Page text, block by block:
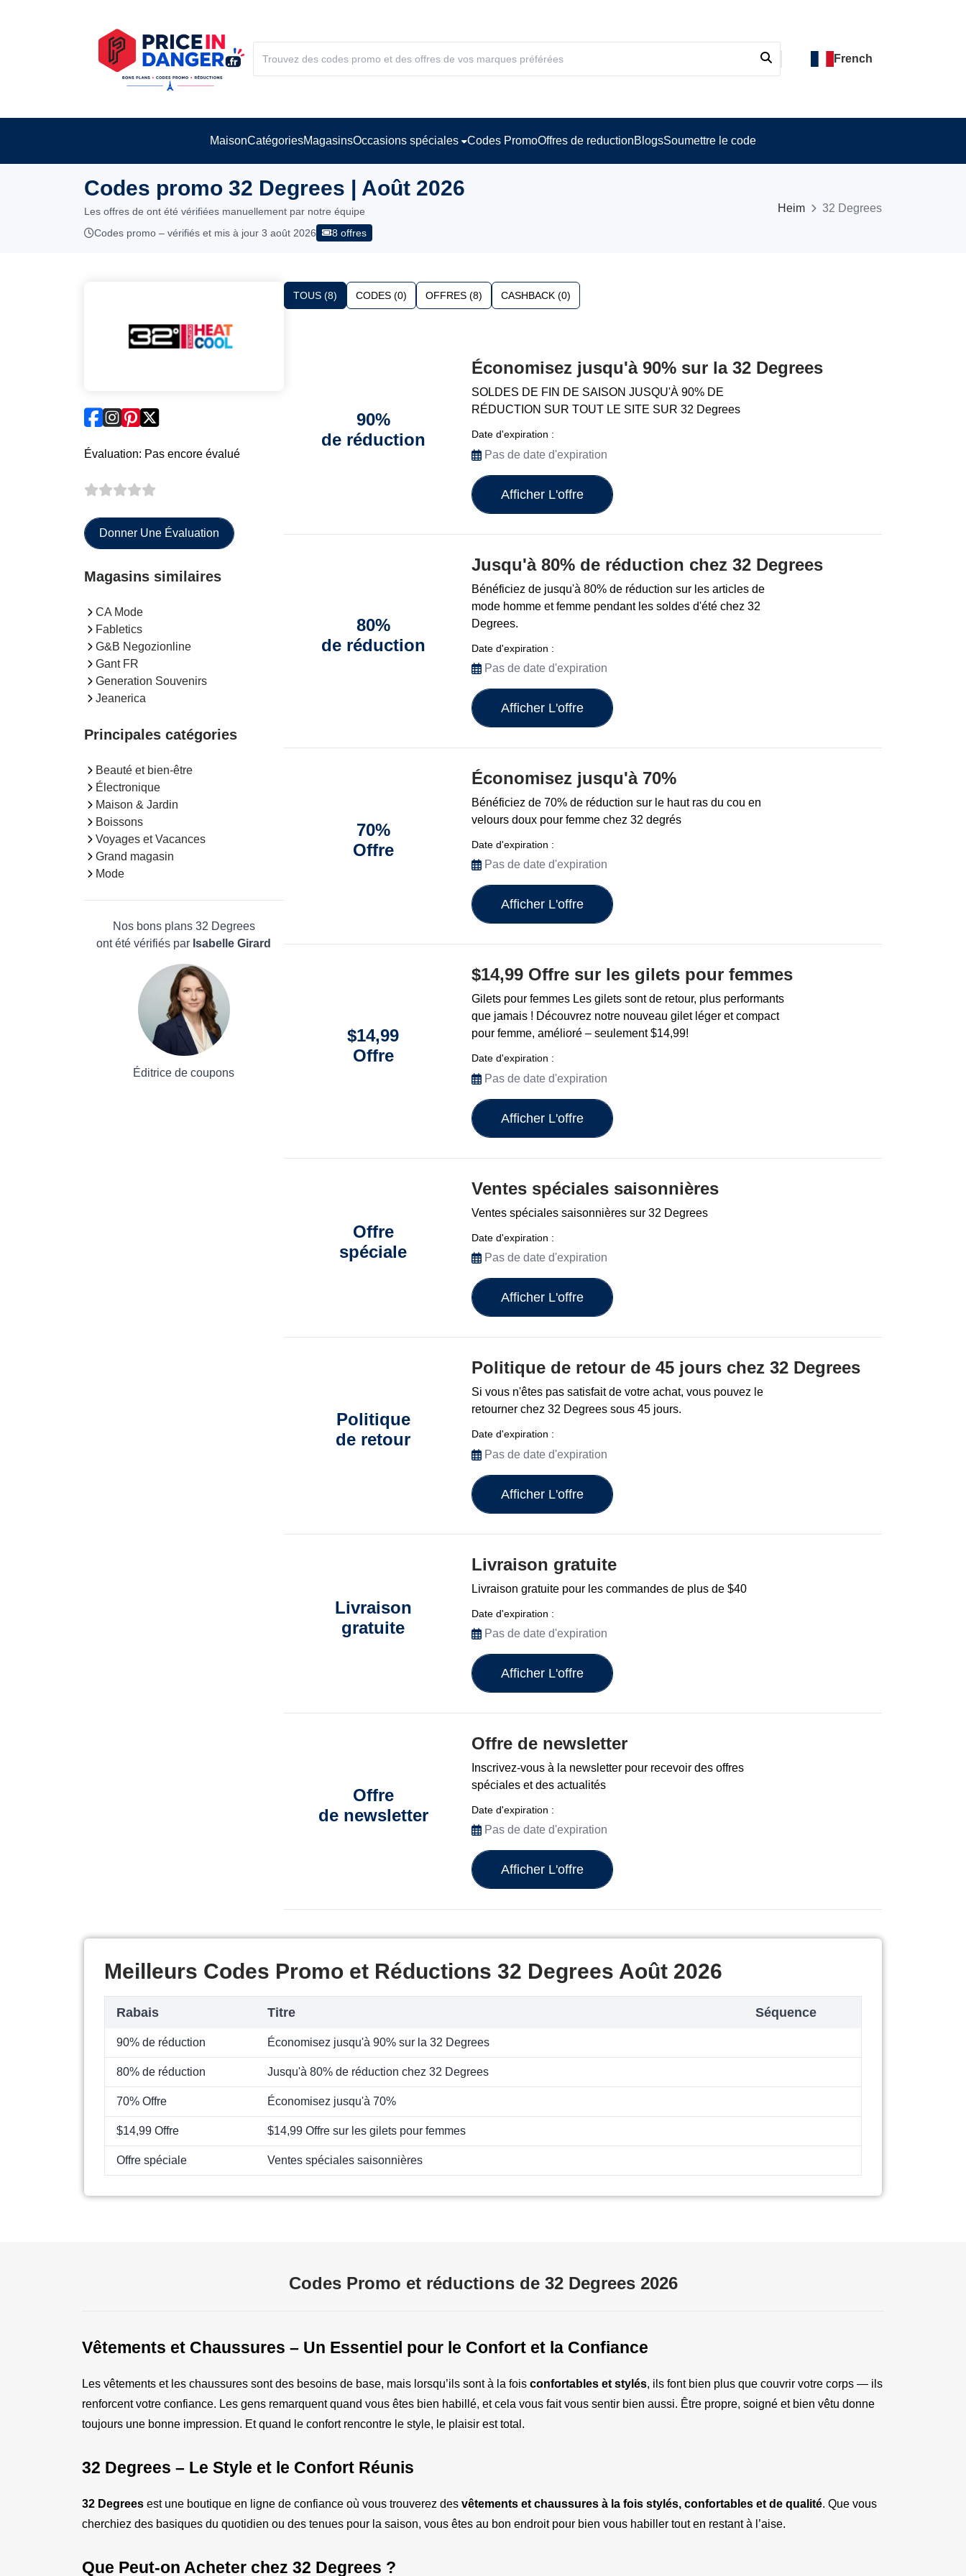
French
MaisonCatégoriesMagasinsOccasions spéciales Codes PromoOffres de reductionBlogsSoumettre le code
Codes promo 32 Degrees | Août 2026
Les offres de ont été vérifiées manuellement par notre équipe
Codes promo – vérifiés et mis à jour 3 août 2026
8 offres
Heim 32 Degrees
Évaluation: Pas encore évalué
Donner Une Évaluation
Magasins similaires
CA Mode
Fabletics
G&B Negozionline
Gant FR
Generation Souvenirs
Jeanerica
Principales catégories
Beauté et bien-être
Électronique
Maison & Jardin
Boissons
Voyages et Vacances
Grand magasin
Mode
Nos bons plans 32 Degrees
ont été vérifiés par Isabelle Girard
Éditrice de coupons
TOUS (8) CODES (0) OFFRES (8) CASHBACK (0)
90%
de réduction
Économisez jusqu'à 90% sur la 32 Degrees
SOLDES DE FIN DE SAISON JUSQU'À 90% DE
RÉDUCTION SUR TOUT LE SITE SUR 32 Degrees
Date d'expiration :
Pas de date d'expiration
Afficher L'offre
80%
de réduction
Jusqu'à 80% de réduction chez 32 Degrees
Bénéficiez de jusqu'à 80% de réduction sur les articles de
mode homme et femme pendant les soldes d'été chez 32
Degrees.
Date d'expiration :
Pas de date d'expiration
Afficher L'offre
70%
Offre
Économisez jusqu'à 70%
Bénéficiez de 70% de réduction sur le haut ras du cou en
velours doux pour femme chez 32 degrés
Date d'expiration :
Pas de date d'expiration
Afficher L'offre
$14,99
Offre
$14,99 Offre sur les gilets pour femmes
Gilets pour femmes Les gilets sont de retour, plus performants
que jamais ! Découvrez notre nouveau gilet léger et compact
pour femme, amélioré – seulement $14,99!
Date d'expiration :
Pas de date d'expiration
Afficher L'offre
Offre
spéciale
Ventes spéciales saisonnières
Ventes spéciales saisonnières sur 32 Degrees
Date d'expiration :
Pas de date d'expiration
Afficher L'offre
Politique
de retour
Politique de retour de 45 jours chez 32 Degrees
Si vous n'êtes pas satisfait de votre achat, vous pouvez le
retourner chez 32 Degrees sous 45 jours.
Date d'expiration :
Pas de date d'expiration
Afficher L'offre
Livraison
gratuite
Livraison gratuite
Livraison gratuite pour les commandes de plus de $40
Date d'expiration :
Pas de date d'expiration
Afficher L'offre
Offre
de newsletter
Offre de newsletter
Inscrivez-vous à la newsletter pour recevoir des offres
spéciales et des actualités
Date d'expiration :
Pas de date d'expiration
Afficher L'offre
Meilleurs Codes Promo et Réductions 32 Degrees Août 2026
Rabais Titre Séquence
90% de réduction Économisez jusqu'à 90% sur la 32 Degrees
80% de réduction Jusqu'à 80% de réduction chez 32 Degrees
70% Offre Économisez jusqu'à 70%
$14,99 Offre $14,99 Offre sur les gilets pour femmes
Offre spéciale Ventes spéciales saisonnières
Codes Promo et réductions de 32 Degrees 2026
Vêtements et Chaussures – Un Essentiel pour le Confort et la Confiance
Les vêtements et les chaussures sont des besoins de base, mais lorsqu’ils sont à la fois confortables et stylés, ils font bien plus que couvrir votre corps — ils
renforcent votre confiance. Les gens remarquent quand vous êtes bien habillé, et cela vous fait vous sentir bien aussi. Être propre, soigné et bien vêtu donne
toujours une bonne impression. Et quand le confort rencontre le style, le plaisir est total.
32 Degrees – Le Style et le Confort Réunis
32 Degrees est une boutique en ligne de confiance où vous trouverez des vêtements et chaussures à la fois stylés, confortables et de qualité. Que vous
cherchiez des basiques du quotidien ou des tenues pour la saison, vous êtes au bon endroit pour bien vous habiller tout en restant à l’aise.
Que Peut-on Acheter chez 32 Degrees ?